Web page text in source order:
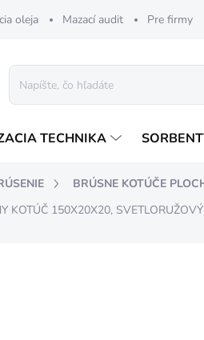
oleja Mazací audit Pre firmy
TECHNIKA
BRÚSNE KOTÚČE
KOTÚČ 150X20X20,